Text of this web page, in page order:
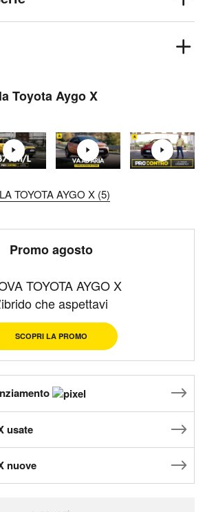
Toyota Aygo X
TOYOTA AYGO X (5)
Promo agosto
TOYOTA AYGO X
che aspettavi
SCOPRI LA PROMO
usate
nuove